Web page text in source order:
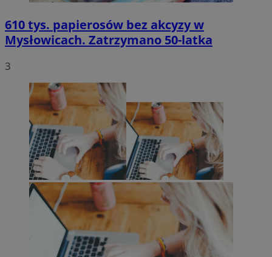
610 tys. papierosów bez akcyzy w
Mysłowicach. Zatrzymano 50-latka
3